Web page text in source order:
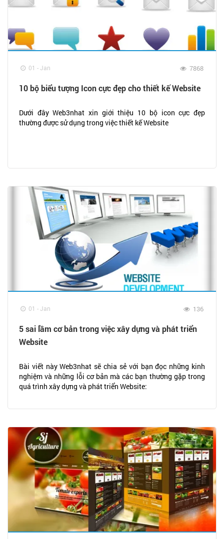
01 - Jan 7868
10 bộ biểu tượng Icon cực đẹp cho thiết kế Website
Dưới đây Web3nhat xin giới thiệu 10 bộ icon cực đẹp
thường được sử dụng trong việc thiết kế Website
01 - Jan 136
5 sai lầm cơ bản trong việc xây dựng và phát triển
Website
Bài viết này Web3nhat sẽ chia sẻ với bạn đọc những kinh
nghiệm và những lỗi cơ bản mà các bạn thường gặp trong
quá trình xây dựng và phát triển Website: